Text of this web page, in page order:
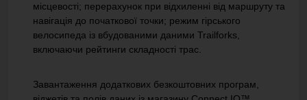
місцевості; перерахунок при відхиленні від маршруту та
навігація до початкової точки; режим гірського
велосипеда із вбудованими даними Trailforks,
включаючи рейтинги складності трас.
Завантаження додаткових безкоштовних програм,